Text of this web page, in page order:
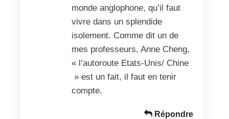
monde anglophone, qu’il faut
vivre dans un splendide
isolement. Comme dit un de
mes professeurs, Anne Cheng,
« l’autoroute Etats-Unis/ Chine
» est un fait, il faut en tenir
compte.
Répondre